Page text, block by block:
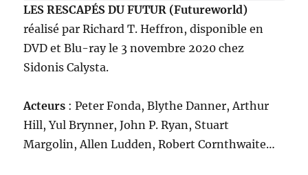
LES RESCAPÉS DU FUTUR (Futureworld)
réalisé par Richard T. Heffron, disponible en
DVD et Blu-ray le 3 novembre 2020 chez
Sidonis Calysta.
Acteurs : Peter Fonda, Blythe Danner, Arthur
Hill, Yul Brynner, John P. Ryan, Stuart
Margolin, Allen Ludden, Robert Cornthwaite…